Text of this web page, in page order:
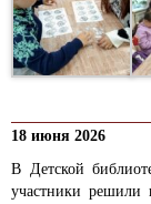
18 июня 2026
В Детской
участники решили